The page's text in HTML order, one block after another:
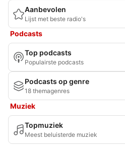
Aanbevolen
Lijst met beste radio's
Podcasts
Top podcasts
Populairste podcasts
Podcasts op genre
18 themagenres
Muziek
Topmuziek
Meest beluisterde muziek